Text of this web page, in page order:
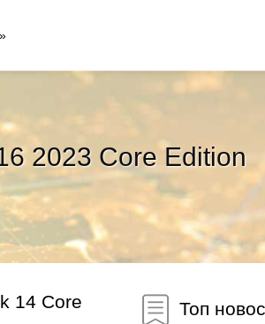
2023 Core Edition
14 Core
Топ